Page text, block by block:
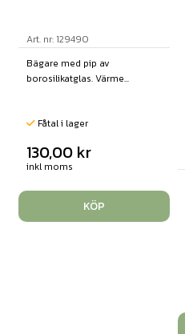
Art. nr: 129490
Bägare med pip av
borosilikatglas. Värme...
Fåtal i lager
130,00 kr
inkl moms
KÖP